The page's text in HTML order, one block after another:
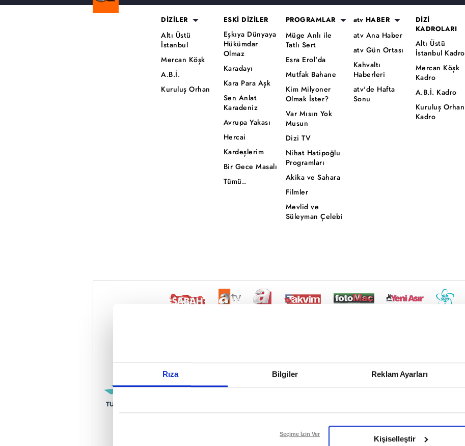
Rıza Bilgiler Reklam Ayarları
Reddet
Seçime İzin Ver
Kişiselleştir
DİZİLER
Altı Üstü
İstanbul
Mercan Köşk
A.B.İ.
Kuruluş Orhan
ESKİ DİZİLER
Eşkıya Dünyaya
Hükümdar
Olmaz
Karadayı
Kara Para Aşk
Sen Anlat
Karadeniz
Avrupa Yakası
Hercai
Kardeşlerim
Bir Gece Masalı
Tümü..
PROGRAMLAR
Müge Anlı ile
Tatlı Sert
Esra Erol'da
Mutfak Bahane
Kim Milyoner
Olmak İster?
Var Mısın Yok
Musun
Dizi TV
Nihat Hatipoğlu
Programları
Akika ve Sahara
Filmler
Mevlid ve
Süleyman Çelebi
atv HABER
atv Ana Haber
atv Gün Ortası
Kahvaltı
Haberleri
atv'de Hafta
Sonu
DİZİ
KADROLARI
Altı Üstü
İstanbul Kadro
Mercan Köşk
Kadro
A.B.İ. Kadro
Kuruluş Orhan
Kadro